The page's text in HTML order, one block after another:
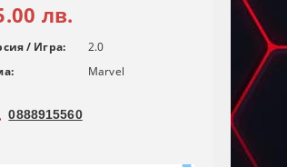
лв.
/ Игра:
2.0
Marvel
0888915560